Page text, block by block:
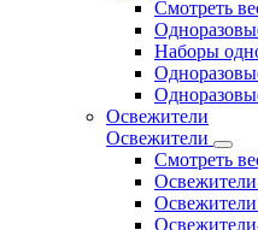
Смотреть
Наборы
Освежители
Освежители
Смотреть
Освежители